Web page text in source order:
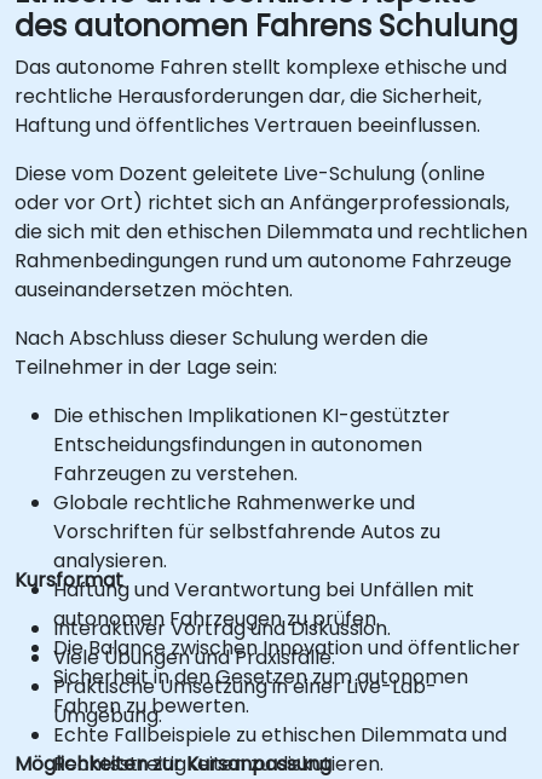
des autonomen Fahrens Schulung
Das autonome Fahren stellt komplexe ethische und
rechtliche Herausforderungen dar, die Sicherheit,
Haftung und öffentliches Vertrauen beeinflussen.
Diese vom Dozent geleitete Live-Schulung (online
oder vor Ort) richtet sich an Anfängerprofessionals,
die sich mit den ethischen Dilemmata und rechtlichen
Rahmenbedingungen rund um autonome Fahrzeuge
auseinandersetzen möchten.
Nach Abschluss dieser Schulung werden die
Teilnehmer in der Lage sein:
Die ethischen Implikationen KI-gestützter
Entscheidungsfindungen in autonomen
Fahrzeugen zu verstehen.
Globale rechtliche Rahmenwerke und
Vorschriften für selbstfahrende Autos zu
analysieren.
Haftung und Verantwortung bei Unfällen mit
autonomen Fahrzeugen zu prüfen.
Die Balance zwischen Innovation und öffentlicher
Sicherheit in den Gesetzen zum autonomen
Fahren zu bewerten.
Echte Fallbeispiele zu ethischen Dilemmata und
Rechtsstreitigkeiten zu diskutieren.
Kursformat
Interaktiver Vortrag und Diskussion.
Viele Übungen und Praxisfälle.
Praktische Umsetzung in einer Live-Lab-
Umgebung.
Möglichkeiten zur Kursanpassung